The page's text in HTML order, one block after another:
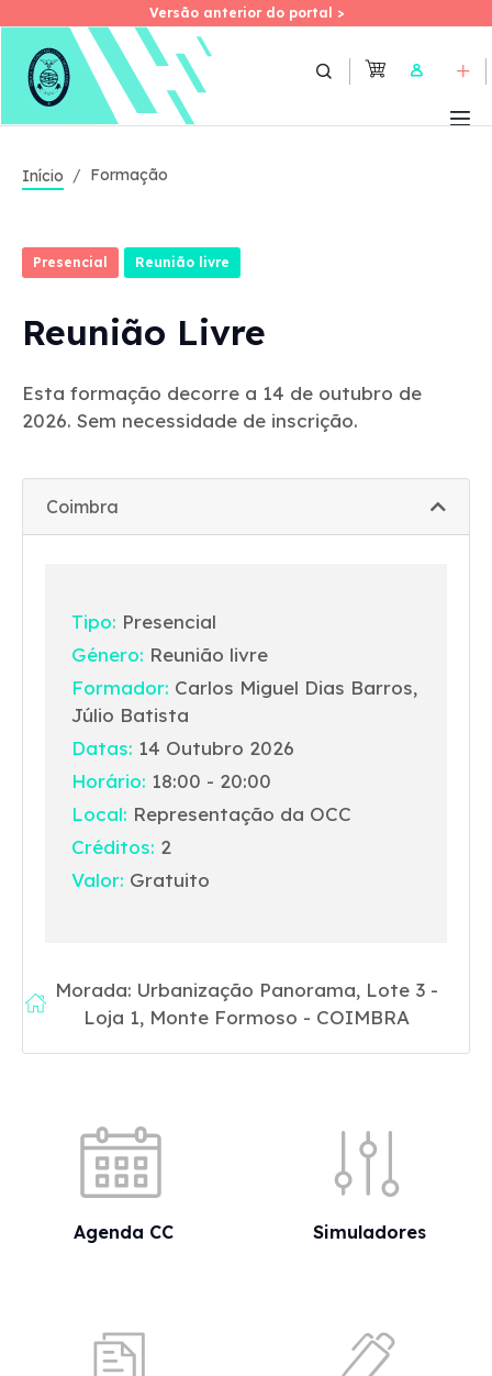
Skip
Versão anterior do portal >
Versão anterior do portal >
User
Início Formação
Presencial Reunião livre
Reunião Livre
Esta formação decorre a 14 de outubro de
2026. Sem necessidade de inscrição.
Coimbra
Tipo: Presencial
Género: Reunião livre
Formador: Carlos Miguel Dias Barros,
Júlio Batista
Datas: 14 Outubro 2026
Horário: 18:00 - 20:00
Local: Representação da OCC
Créditos: 2
Valor: Gratuito
Morada: Urbanização Panorama, Lote 3 -
Loja 1, Monte Formoso - COIMBRA
Agenda CC Simuladores